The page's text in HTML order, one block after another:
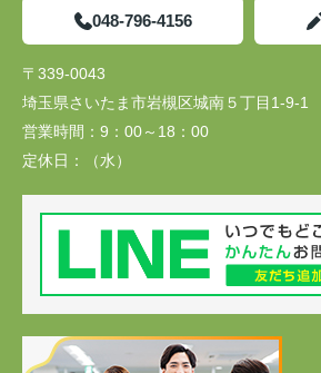
048-796-4156
〒339-0043
埼玉県さいたま市岩槻区城南５丁目1-9-1
営業時間： 9：00～18：00
定休日：
（水）